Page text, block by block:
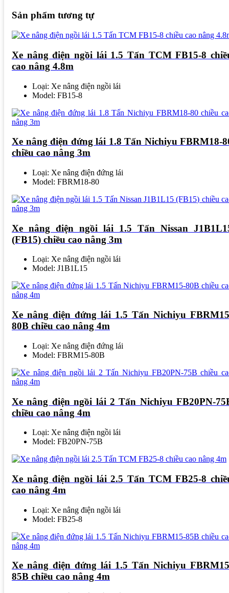
Sản phẩm tương tự
Xe nâng điện ngồi lái 1.5 Tấn TCM FB15-8
cao nâng 4.8m
Loại: Xe nâng điện ngồi lái
Model: FB15-8
Xe nâng điện đứng lái 1.8 Tấn Nichiyu FBRM18-
chiều cao nâng 3m
Loại: Xe nâng điện đứng lái
Model: FBRM18-80
Xe nâng điện ngồi lái 1.5 Tấn Nissan
(FB15) chiều cao nâng 3m
Loại: Xe nâng điện ngồi lái
Model: J1B1L15
Xe nâng điện đứng lái 1.5 Tấn Nichiyu
80B chiều cao nâng 4m
Loại: Xe nâng điện đứng lái
Model: FBRM15-80B
Xe nâng điện ngồi lái 2 Tấn Nichiyu FB20PN-
chiều cao nâng 4m
Loại: Xe nâng điện ngồi lái
Model: FB20PN-75B
Xe nâng điện ngồi lái 2.5 Tấn TCM FB25-8
cao nâng 4m
Loại: Xe nâng điện ngồi lái
Model: FB25-8
Xe nâng điện đứng lái 1.5 Tấn Nichiyu
85B chiều cao nâng 4m